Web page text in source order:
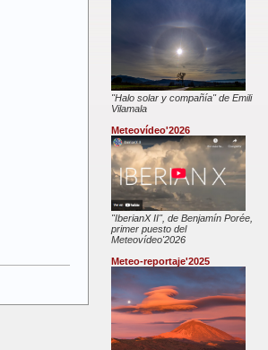
"Halo solar y compañía" de Emili
Vilamala
Meteovídeo'2026
"IberianX II", de Benjamín Porée,
primer puesto del
Meteovídeo'2026
Meteo-reportaje'2025